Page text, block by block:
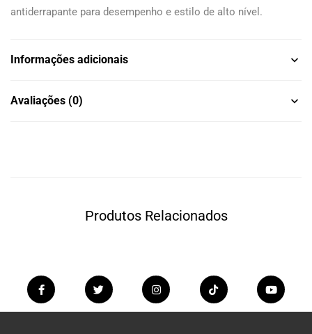
antiderrapante para desempenho e estilo de alto nível.
Informações adicionais
Avaliações (0)
Produtos Relacionados